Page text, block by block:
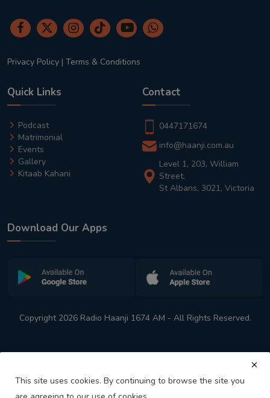
Privacy Policy | Terms & Conditions
Quick Links
Podcast
Matrimonial
Events
Gallery
Kitaab Kahani
Contact
0447171674
info@haanji.com.au
Level 1, 203, William
Street,
St Albans, 3021, Victoria
Download Our Apps
Copyright 2026 Radio Haanji 1674 AM - All Rights Reserved.
This site uses cookies. By continuing to browse the site you